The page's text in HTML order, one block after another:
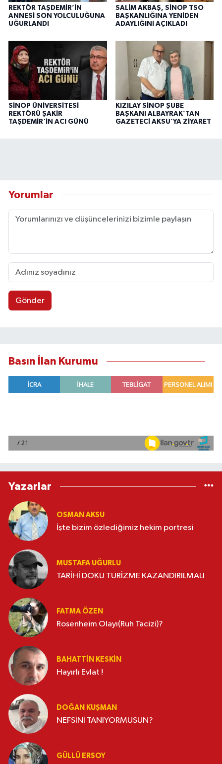
REKTÖR TAŞDEMİR’İN
ANNESİ SON YOLCULUĞUNA
UĞURLANDI
SALİM AKBAŞ, SİNOP TSO
BAŞKANLIĞINA YENİDEN
ADAYLIĞINI AÇIKLADI
SİNOP ÜNİVERSİTESİ
REKTÖRÜ ŞAKİR
TAŞDEMİR'İN ACI GÜNÜ
KIZILAY SİNOP ŞUBE
BAŞKANI ALBAYRAK’TAN
GAZETECİ AKSU’YA ZİYARET
Yorumlar
Gönder
Basın İlan Kurumu
Yazarlar
OSMAN AKSU
İşte bizim özlediğimiz hekim portresi
MUSTAFA UĞURLU
TARİHİ DOKU TURİZME KAZANDIRILMALI
FATMA ÖZEN
Rosenheim Olayı(Ruh Tacizi)?
BAHATTIN KESKİN
Hayırlı Evlat !
DOĞAN KUŞMAN
NEFSİNİ TANIYORMUSUN?
GÜLLÜ ERSOY